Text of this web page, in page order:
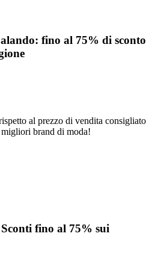
fino al 75% di sconto
al prezzo di vendita consigliato
brand di moda!
fino al 75% sui